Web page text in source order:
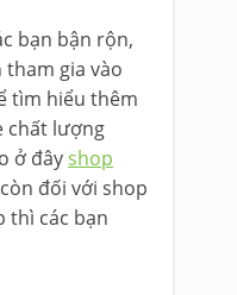
bạn bận rộn,
tham gia vào
tìm hiểu thêm
chất lượng
ở đâyshop
đối với shop
thì các bạn